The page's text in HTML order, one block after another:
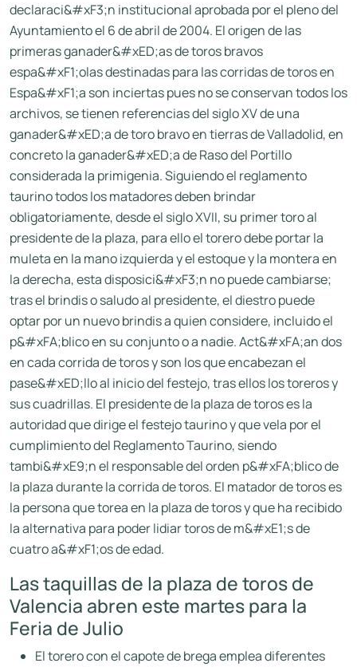
declaraci&#xF3;n institucional aprobada por el pleno del
Ayuntamiento el 6 de abril de 2004. El origen de las
primeras ganader&#xED;as de toros bravos
espa&#xF1;olas destinadas para las corridas de toros en
Espa&#xF1;a son inciertas pues no se conservan todos los
archivos, se tienen referencias del siglo XV de una
ganader&#xED;a de toro bravo en tierras de Valladolid, en
concreto la ganader&#xED;a de Raso del Portillo
considerada la primigenia. Siguiendo el reglamento
taurino todos los matadores deben brindar
obligatoriamente, desde el siglo XVII, su primer toro al
presidente de la plaza, para ello el torero debe portar la
muleta en la mano izquierda y el estoque y la montera en
la derecha, esta disposici&#xF3;n no puede cambiarse;
tras el brindis o saludo al presidente, el diestro puede
optar por un nuevo brindis a quien considere, incluido el
p&#xFA;blico en su conjunto o a nadie. Act&#xFA;an dos
en cada corrida de toros y son los que encabezan el
pase&#xED;llo al inicio del festejo, tras ellos los toreros y
sus cuadrillas. El presidente de la plaza de toros es la
autoridad que dirige el festejo taurino y que vela por el
cumplimiento del Reglamento Taurino, siendo
tambi&#xE9;n el responsable del orden p&#xFA;blico de
la plaza durante la corrida de toros. El matador de toros es
la persona que torea en la plaza de toros y que ha recibido
la alternativa para poder lidiar toros de m&#xE1;s de
cuatro a&#xF1;os de edad.
Las taquillas de la plaza de toros de
Valencia abren este martes para la
Feria de Julio
El torero con el capote de brega emplea diferentes